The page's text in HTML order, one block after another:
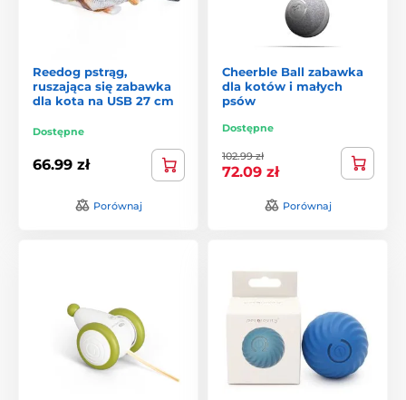
Reedog pstrąg,
ruszająca się zabawka
dla kota na USB 27 cm
Dostępne
66.99 zł
Porównaj
Cheerble Ball zabawka
dla kotów i małych
psów
Dostępne
102.99 zł
72.09 zł
Porównaj